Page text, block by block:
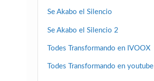
Se Akabo el Silencio
Se Akabo el Silencio 2
Todes Transformando en IVOOX
Todes Transformando en youtube